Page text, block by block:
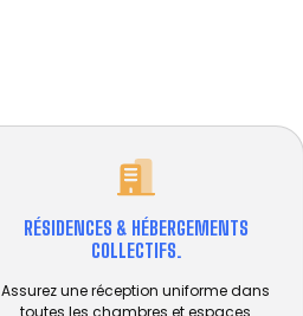
RÉSIDENCES & HÉBERGEMENTS
COLLECTIFS.
Assurez une réception uniforme dans
toutes les chambres et espaces